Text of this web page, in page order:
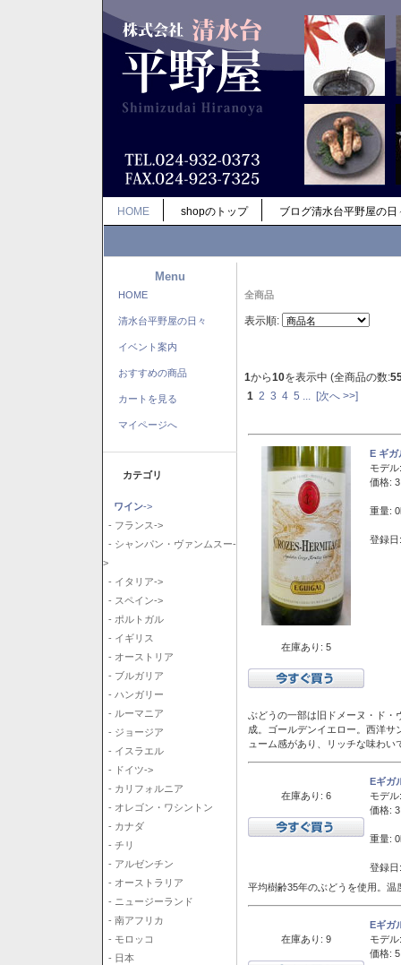
HOME shopのトップ ブログ清水台平野屋の日
Menu
HOME
清水台平野屋の日々
イベント案内
おすすめの商品
カートを見る
マイページへ
カテゴリ
ワイン->
- フランス->
- シャンパン・ヴァンムスー-
>
- イタリア->
- スペイン->
- ポルトガル
- イギリス
- オーストリア
- ブルガリア
- ハンガリー
- ルーマニア
- ジョージア
- イスラエル
- ドイツ->
- カリフォルニア
- オレゴン・ワシントン
- カナダ
- チリ
- アルゼンチン
- オーストラリア
- ニュージーランド
- 南アフリカ
- モロッコ
- 日本
全商品
表示順:
1から10を表示中 (全商品の数:
1 2 3 4 5 [次へ >>]
在庫あり: 5
E ギ
モデル:
価格:
重量:
登録
ぶどうの一部は旧ドメーヌ・ド・
成。ゴールデンイエロー。西洋
ューム感があり、リッチな味わい
在庫あり: 6
Eギガ
モデル:
価格:
重量:
登録
平均樹齢35年のぶどうを使用。
在庫あり: 9
Eギガ
モデル:
価格: